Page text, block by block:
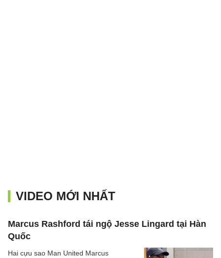
VIDEO MỚI NHẤT
Marcus Rashford tái ngộ Jesse Lingard tại Hàn
Quốc
Hai cựu sao Man United Marcus